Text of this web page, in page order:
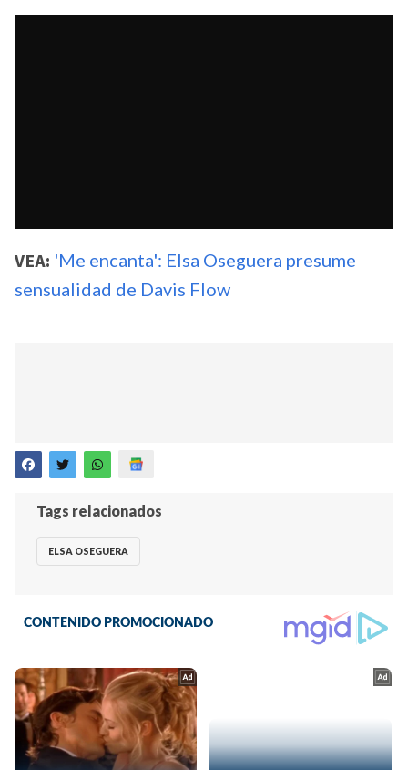
VEA: 'Me encanta': Elsa Oseguera presume
sensualidad de Davis Flow
Tags relacionados
ELSA OSEGUERA